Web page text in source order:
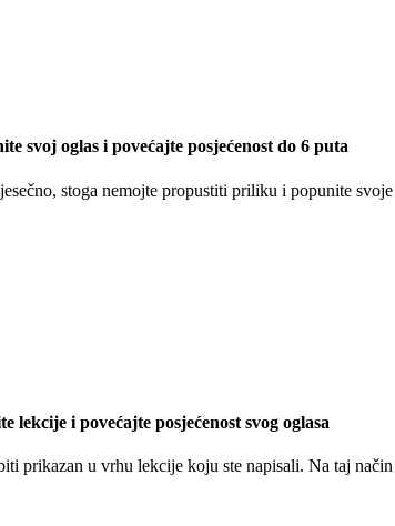
svoj oglas i povećajte posjećenost do 6 puta
stoga nemojte propustiti priliku i popunite svoje
lekcije i povećajte posjećenost svog oglasa
prikazan u vrhu lekcije koju ste napisali. Na taj